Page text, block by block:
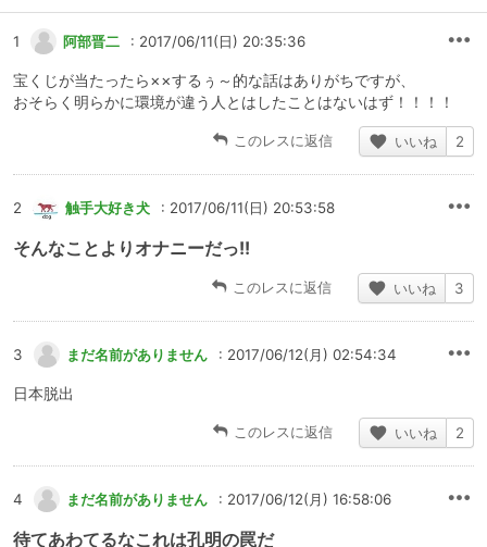
1 阿部晋二 : 2017/06/11(日) 20:35:36
宝くじが当たったら××するぅ～的な話はありがちですが、
おそらく明らかに環境が違う人とはしたことはないはず！！！！
このレスに返信 いいね 2
2 触手大好き犬 : 2017/06/11(日) 20:53:58
そんなことよりオナニーだっ!!
このレスに返信 いいね 3
3 まだ名前がありません : 2017/06/12(月) 02:54:34
日本脱出
このレスに返信 いいね 2
4 まだ名前がありません : 2017/06/12(月) 16:58:06
待てあわてるなこれは孔明の罠だ